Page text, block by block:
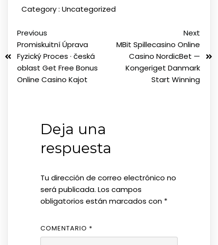
Category : Uncategorized
Previous
Promiskuitní Úprava
Fyzický Proces · česká
oblast Get Free Bonus
Online Casino Kajot
Next
MBit Spillecasino Online
Casino NordicBet —
Kongeriget Danmark
Start Winning
Deja una
respuesta
Tu dirección de correo electrónico no
será publicada. Los campos
obligatorios están marcados con *
COMENTARIO *